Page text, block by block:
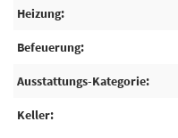
Heizung
Befeuerung
Ausstattungs-Kategorie
Keller